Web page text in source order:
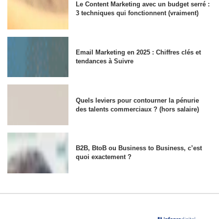
Le Content Marketing avec un budget serré :
3 techniques qui fonctionnent (vraiment)
Email Marketing en 2025 : Chiffres clés et
tendances à Suivre
Quels leviers pour contourner la pénurie
des talents commerciaux ? (hors salaire)
B2B, BtoB ou Business to Business, c’est
quoi exactement ?